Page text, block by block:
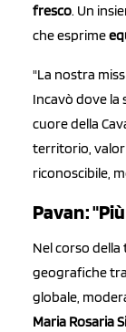
fresco. Un
che esprime
"La nostra
Incavò dove
cuore della
territorio,
riconoscibile,
Pavan:
Nel corso
geografiche
globale,
Maria Rosaria